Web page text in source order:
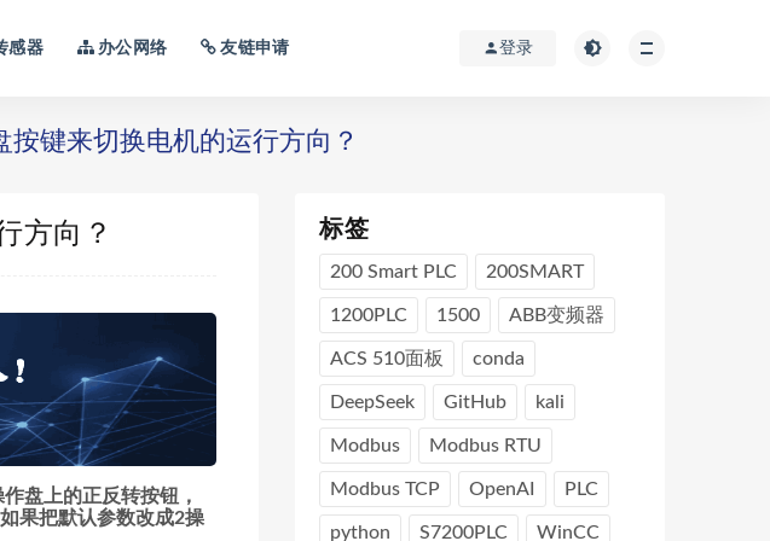
感器 办公网络 友链申请 登录
键来切换电机的运行方向？
方向？
盘上的正反转按钮，
果把默认参数改成2操
标签
200 Smart PLC 200SMART
1200PLC 1500 ABB变频器
ACS 510面板 conda
DeepSeek GitHub kali
Modbus Modbus RTU
Modbus TCP OpenAI PLC
python S7200PLC WinCC